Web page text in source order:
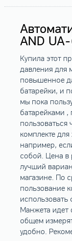
AND
Купила этот
давления для
повышенное
батарейки, и
мы пока
батарейками ,
пользоваться
комплекте
например,
собой. Цена в
лучший
магазине. По
пользование
использовать
Манжета идет
общем
удобно.